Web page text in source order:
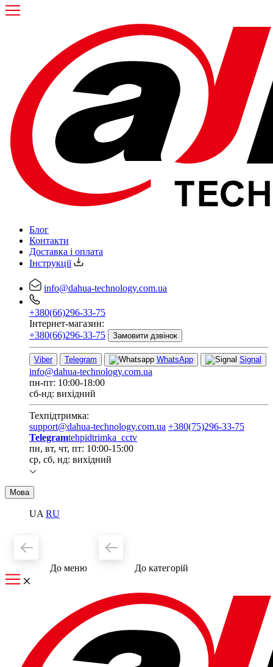
Блог
Контакти
Доставка і оплата
Інструкції
info@dahua-technology.com.ua
+380(66)296-33-75
Інтернет-магазин:
+380(66)296-33-75
Замовити дзвінок
Viber Telegram WhatsApp Signal
info@dahua-technology.com.ua
пн-пт: 10:00-18:00
сб-нд: вихідний
Техпідтримка:
support@dahua-technology.com.ua +380(75)296-33-75
Telegramtehpidtrimka_cctv
пн, вт, чт, пт: 10:00-15:00
ср, сб, нд: вихідний
Мова
UA RU
До меню До категорiй